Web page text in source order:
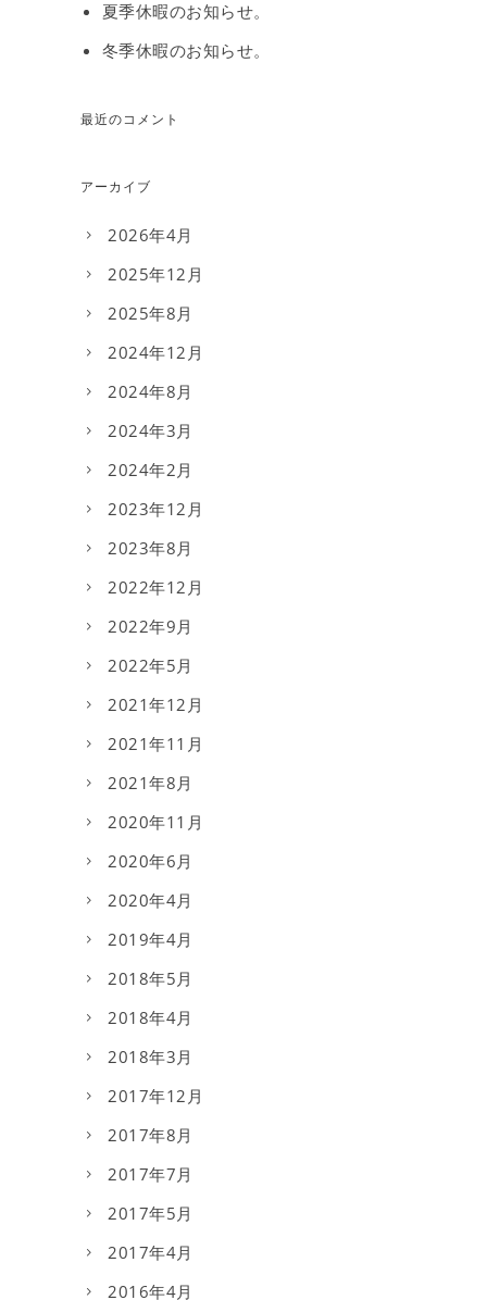
夏季休暇のお知らせ。
冬季休暇のお知らせ。
最近のコメント
アーカイブ
2026年4月
2025年12月
2025年8月
2024年12月
2024年8月
2024年3月
2024年2月
2023年12月
2023年8月
2022年12月
2022年9月
2022年5月
2021年12月
2021年11月
2021年8月
2020年11月
2020年6月
2020年4月
2019年4月
2018年5月
2018年4月
2018年3月
2017年12月
2017年8月
2017年7月
2017年5月
2017年4月
2016年4月